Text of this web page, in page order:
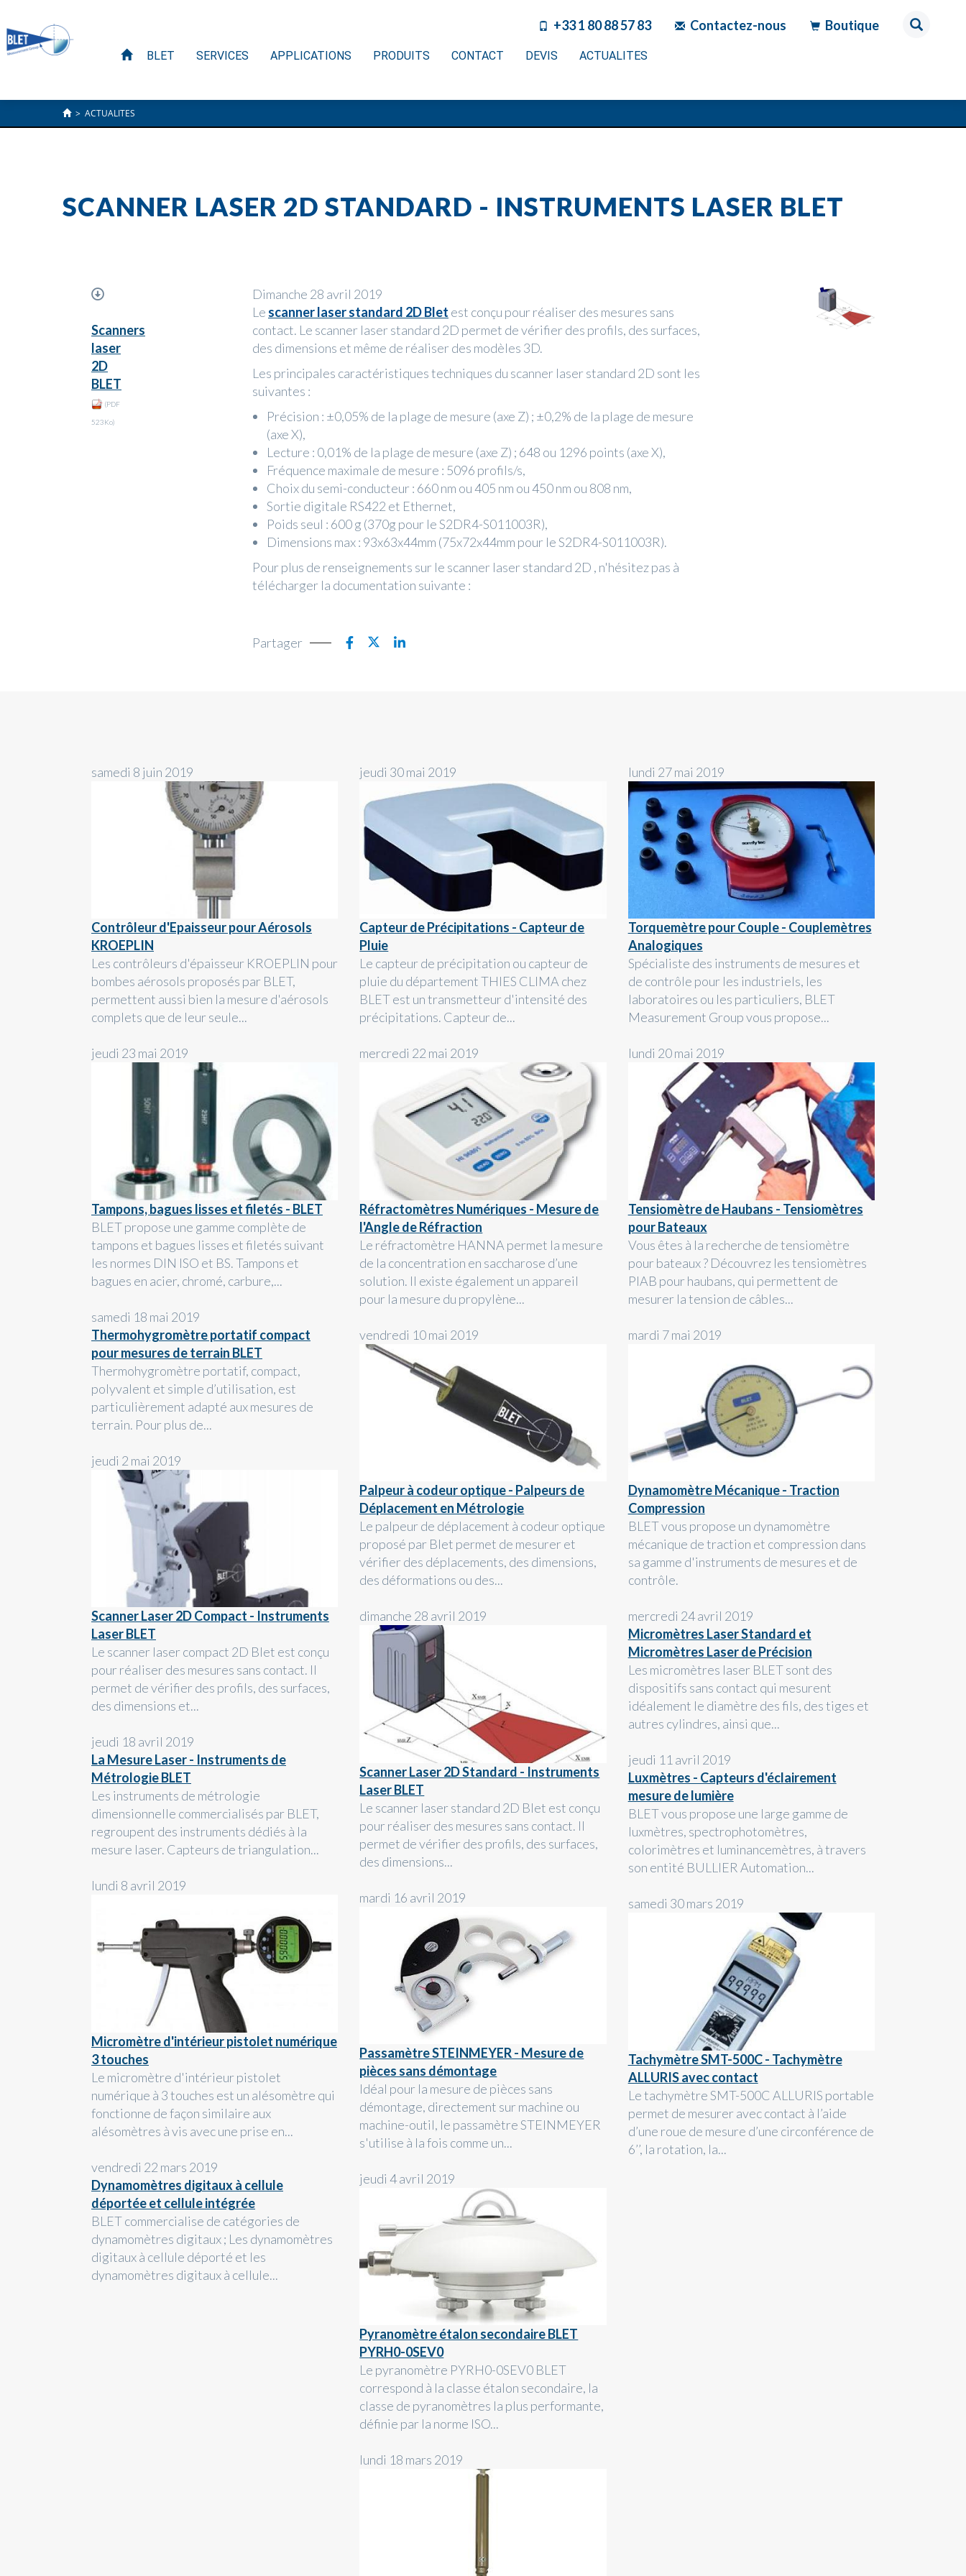
+33 1 80 88 57 83 Contactez-nous Boutique
BLET SERVICES APPLICATIONS PRODUITS CONTACT DEVIS ACTUALITES
> ACTUALITES
SCANNER LASER 2D STANDARD - INSTRUMENTS LASER BLET
Scanners
laser
2D
BLET
(PDF
523Ko)
Dimanche 28 avril 2019
Le scanner laser standard 2D Blet est conçu pour réaliser des mesures sans
contact. Le scanner laser standard 2D permet de vérifier des profils, des surfaces,
des dimensions et même de réaliser des modèles 3D.
Les principales caractéristiques techniques du scanner laser standard 2D sont les
suivantes :
Précision : ±0,05% de la plage de mesure (axe Z) ; ±0,2% de la plage de mesure
(axe X),
Lecture : 0,01% de la plage de mesure (axe Z) ; 648 ou 1296 points (axe X),
Fréquence maximale de mesure : 5096 profils/s,
Choix du semi-conducteur : 660 nm ou 405 nm ou 450 nm ou 808 nm,
Sortie digitale RS422 et Ethernet,
Poids seul : 600 g (370g pour le S2DR4-S011003R),
Dimensions max : 93x63x44mm (75x72x44mm pour le S2DR4-S011003R).
Pour plus de renseignements sur le scanner laser standard 2D , n'hésitez pas à
télécharger la documentation suivante :
Partager
samedi 8 juin 2019
Contrôleur d'Epaisseur pour Aérosols
KROEPLIN
Les contrôleurs d'épaisseur KROEPLIN pour
bombes aérosols proposés par BLET,
permettent aussi bien la mesure d'aérosols
complets que de leur seule...
jeudi 23 mai 2019
Tampons, bagues lisses et filetés - BLET
BLET propose une gamme complète de
tampons et bagues lisses et filetés suivant
les normes DIN ISO et BS. Tampons et
bagues en acier, chromé, carbure,...
samedi 18 mai 2019
Thermohygromètre portatif compact
pour mesures de terrain BLET
Thermohygromètre portatif, compact,
polyvalent et simple d’utilisation, est
particulièrement adapté aux mesures de
terrain. Pour plus de...
jeudi 2 mai 2019
Scanner Laser 2D Compact - Instruments
Laser BLET
Le scanner laser compact 2D Blet est conçu
pour réaliser des mesures sans contact. Il
permet de vérifier des profils, des surfaces,
des dimensions et...
jeudi 18 avril 2019
La Mesure Laser - Instruments de
Métrologie BLET
Les instruments de métrologie
dimensionnelle commercialisés par BLET,
regroupent des instruments dédiés à la
mesure laser. Capteurs de triangulation...
lundi 8 avril 2019
Micromètre d'intérieur pistolet numérique
3 touches
Le micromètre d'intérieur pistolet
numérique à 3 touches est un alésomètre qui
fonctionne de façon similaire aux
alésomètres à vis avec une prise en...
vendredi 22 mars 2019
Dynamomètres digitaux à cellule
déportée et cellule intégrée
BLET commercialise de catégories de
dynamomètres digitaux ; Les dynamomètres
digitaux à cellule déporté et les
dynamomètres digitaux à cellule...
jeudi 30 mai 2019
Capteur de Précipitations - Capteur de
Pluie
Le capteur de précipitation ou capteur de
pluie du département THIES CLIMA chez
BLET est un transmetteur d'intensité des
précipitations. Capteur de...
mercredi 22 mai 2019
Réfractomètres Numériques - Mesure de
l'Angle de Réfraction
Le réfractomètre HANNA permet la mesure
de la concentration en saccharose d’une
solution. Il existe également un appareil
pour la mesure du propylène...
vendredi 10 mai 2019
Palpeur à codeur optique - Palpeurs de
Déplacement en Métrologie
Le palpeur de déplacement à codeur optique
proposé par Blet permet de mesurer et
vérifier des déplacements, des dimensions,
des déformations ou des...
dimanche 28 avril 2019
Scanner Laser 2D Standard - Instruments
Laser BLET
Le scanner laser standard 2D Blet est conçu
pour réaliser des mesures sans contact. Il
permet de vérifier des profils, des surfaces,
des dimensions...
mardi 16 avril 2019
Passamètre STEINMEYER - Mesure de
pièces sans démontage
Idéal pour la mesure de pièces sans
démontage, directement sur machine ou
machine-outil, le passamètre STEINMEYER
s'utilise à la fois comme un...
jeudi 4 avril 2019
Pyranomètre étalon secondaire BLET
PYRH0-0SEV0
Le pyranomètre PYRH0-0SEV0 BLET
correspond à la classe étalon secondaire, la
classe de pyranomètres la plus performante,
définie par la norme ISO...
lundi 18 mars 2019
lundi 27 mai 2019
Torquemètre pour Couple - Couplemètres
Analogiques
Spécialiste des instruments de mesures et
de contrôle pour les industriels, les
laboratoires ou les particuliers, BLET
Measurement Group vous propose...
lundi 20 mai 2019
Tensiomètre de Haubans - Tensiomètres
pour Bateaux
Vous êtes à la recherche de tensiomètre
pour bateaux ? Découvrez les tensiomètres
PIAB pour haubans, qui permettent de
mesurer la tension de câbles...
mardi 7 mai 2019
Dynamomètre Mécanique - Traction
Compression
BLET vous propose un dynamomètre
mécanique de traction et compression dans
sa gamme d'instruments de mesures et de
contrôle.
mercredi 24 avril 2019
Micromètres Laser Standard et
Micromètres Laser de Précision
Les micromètres laser BLET sont des
dispositifs sans contact qui mesurent
idéalement le diamètre des fils, des tiges et
autres cylindres, ainsi que...
jeudi 11 avril 2019
Luxmètres - Capteurs d'éclairement
mesure de lumière
BLET vous propose une large gamme de
luxmètres, spectrophotomètres,
colorimètres et luminancemètres, à travers
son entité BULLIER Automation...
samedi 30 mars 2019
Tachymètre SMT-500C - Tachymètre
ALLURIS avec contact
Le tachymètre SMT-500C ALLURIS portable
permet de mesurer avec contact à l’aide
d’une roue de mesure d’une circonférence de
6’’, la rotation, la...